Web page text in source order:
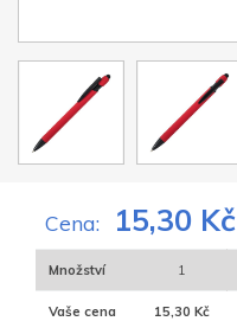
Cena: 15,30 Kč
Množství 1
Vaše cena 15,30 Kč